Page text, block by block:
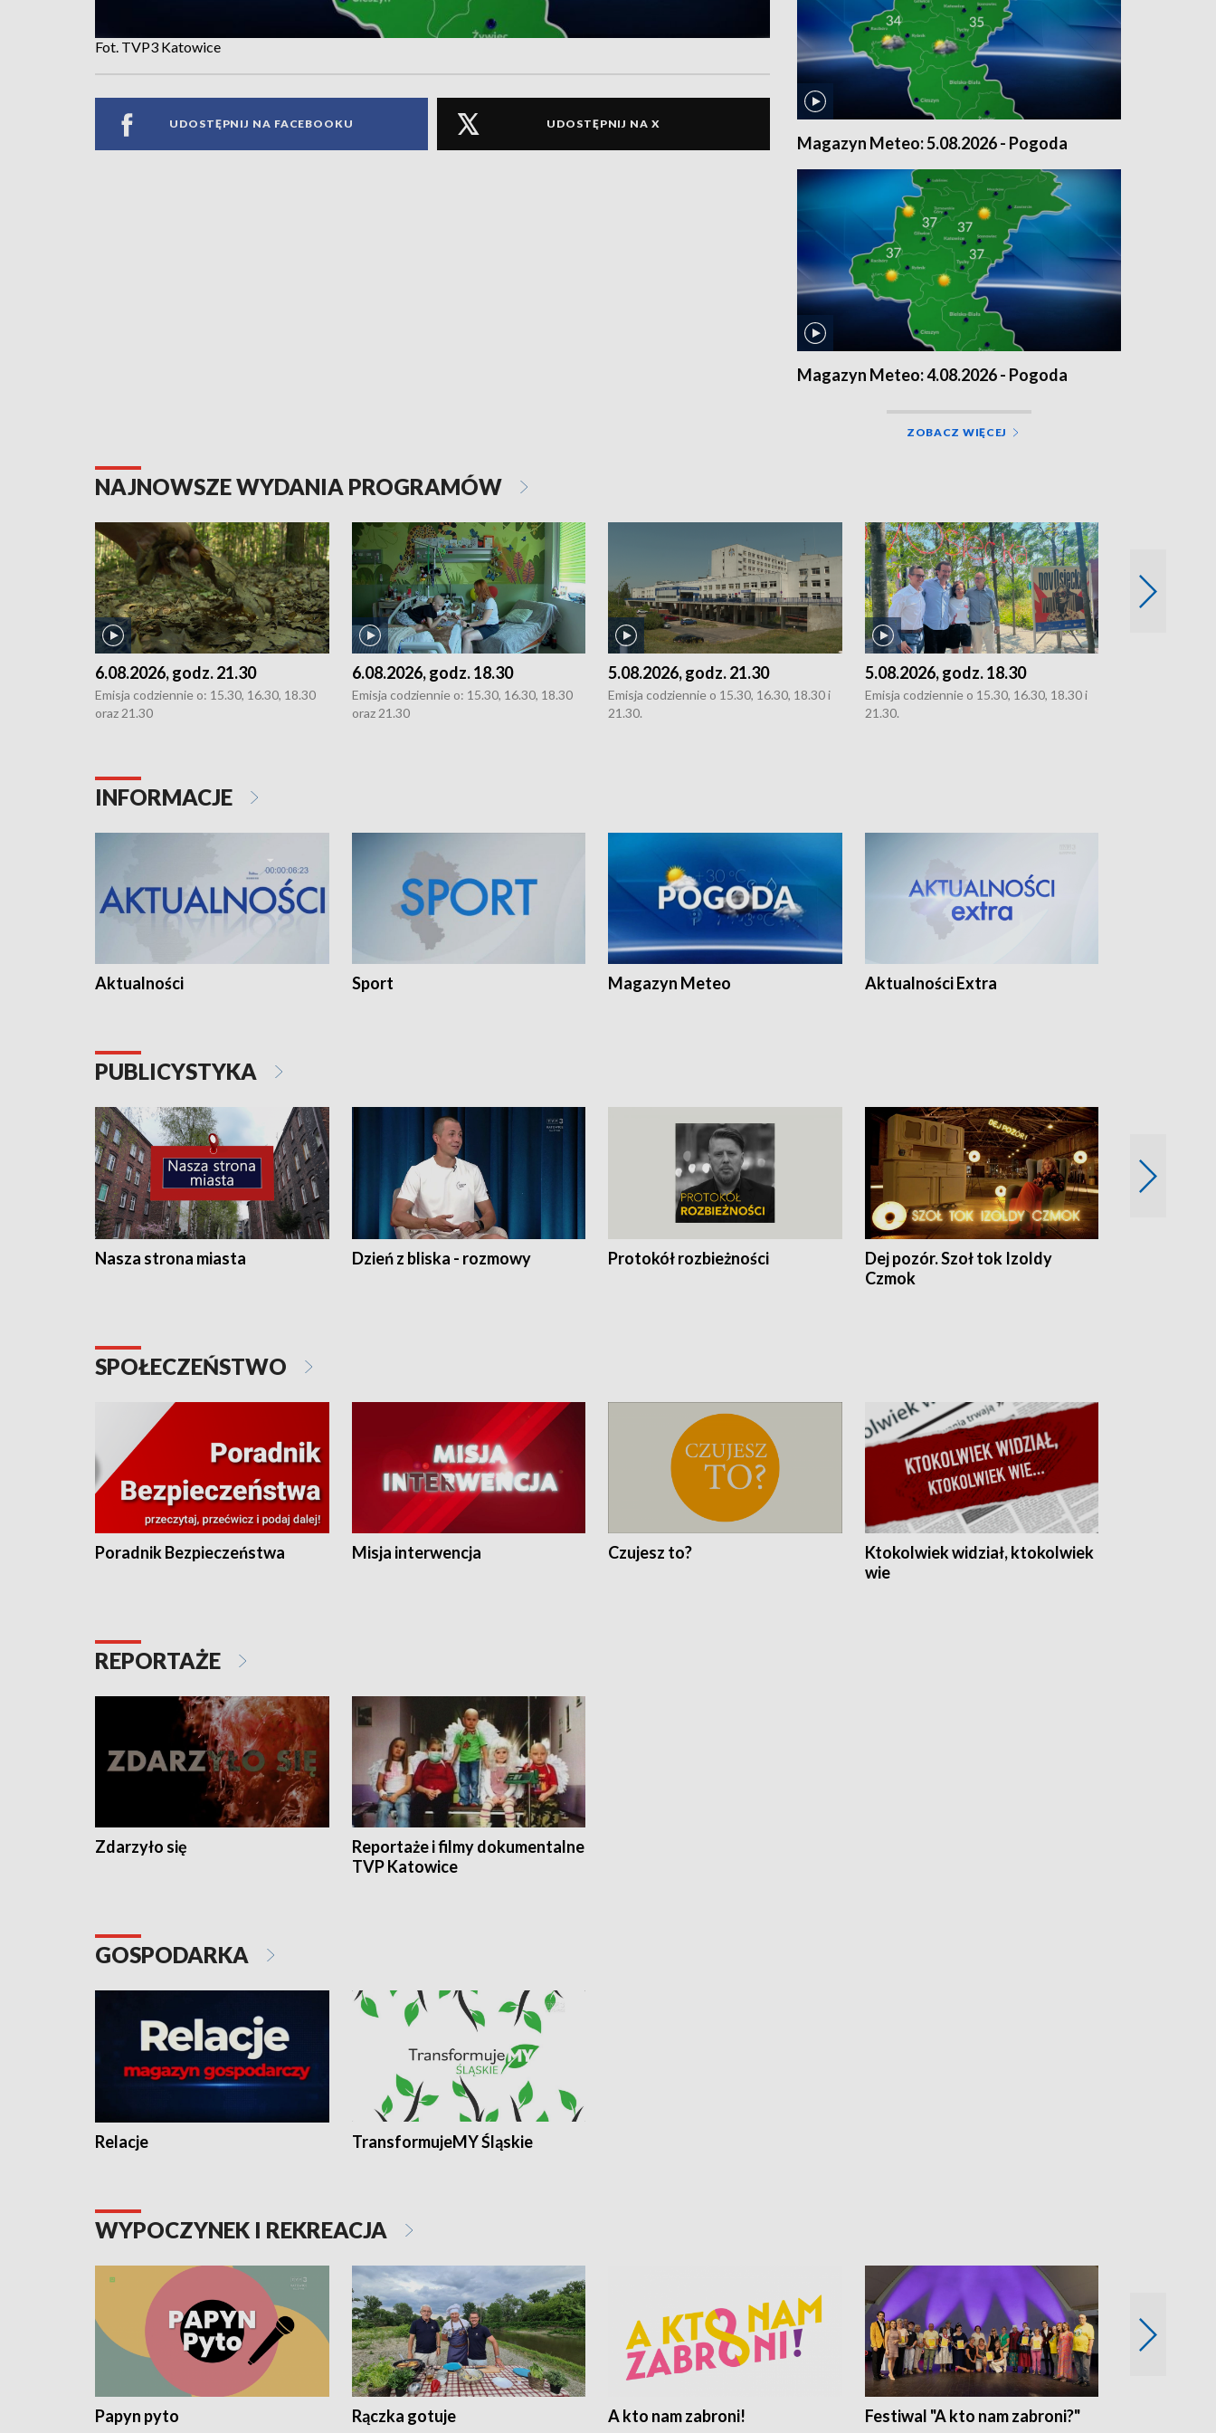
Fot. TVP3 Katowice
UDOSTĘPNIJ NA FACEBOOKU UDOSTĘPNIJ NA X
Magazyn Meteo: 5.08.2026 - Pogoda
Magazyn Meteo: 4.08.2026 - Pogoda
ZOBACZ WIĘCEJ
NAJNOWSZE WYDANIA PROGRAMÓW
6.08.2026, godz. 21.30
Emisja codziennie o: 15.30, 16.30, 18.30
oraz 21.30
6.08.2026, godz. 18.30
Emisja codziennie o: 15.30, 16.30, 18.30
oraz 21.30
5.08.2026, godz. 21.30
Emisja codziennie o 15.30, 16.30, 18.30 i
21.30.
5.08.2026, godz. 18.30
Emisja codziennie o 15.30, 16.30, 18.30 i
21.30.
INFORMACJE
Aktualności Sport Magazyn Meteo Aktualności Extra
PUBLICYSTYKA
Nasza strona miasta Dzień z bliska - rozmowy Protokół rozbieżności
Dej pozór. Szoł tok Izoldy
Czmok
SPOŁECZEŃSTWO
Poradnik Bezpieczeństwa Misja interwencja Czujesz to?
Ktokolwiek widział, ktokolwiek
wie
REPORTAŻE
Zdarzyło się
Reportaże i filmy dokumentalne
TVP Katowice
GOSPODARKA
Relacje TransformujeMY Śląskie
WYPOCZYNEK I REKREACJA
Papyn pyto Rączka gotuje A kto nam zabroni! Festiwal "A kto nam zabroni?"